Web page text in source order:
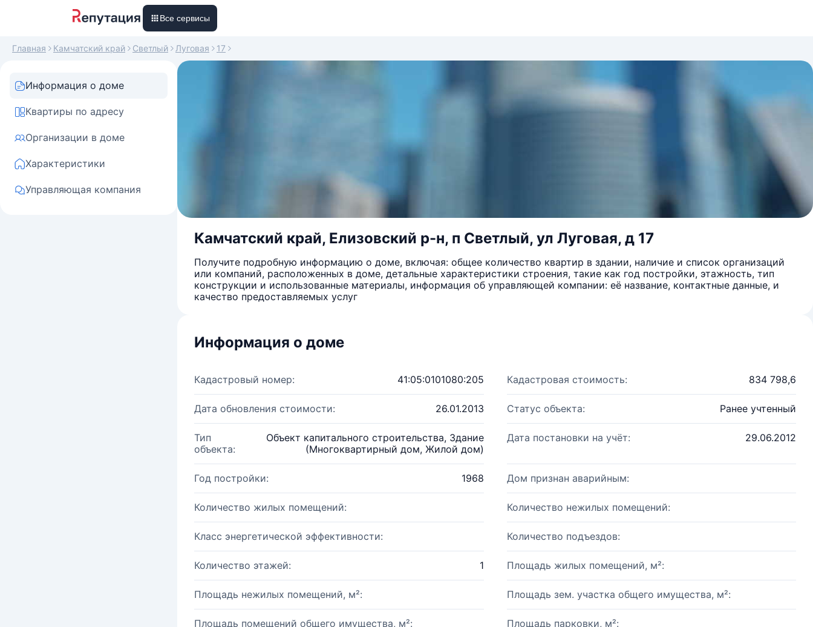
Все сервисы
Главная Камчатский край Светлый Луговая 17
Информация о доме
Квартиры по адресу
Организации в доме
Характеристики
Управляющая компания
Камчатский край, Елизовский р-н, п Светлый, ул Луговая, д 17
Получите подробную информацию о доме, включая: общее количество квартир в здании, наличие и список организаций
или компаний, расположенных в доме, детальные характеристики строения, такие как год постройки, этажность, тип
конструкции и использованные материалы, информация об управляющей компании: её название, контактные данные, и
качество предоставляемых услуг
Информация о доме
Кадастровый номер: 41:05:0101080:205 Кадастровая стоимость: 834 798,6
Дата обновления стоимости: 26.01.2013 Статус объекта: Ранее учтенный
Тип
объекта:
Объект капитального строительства, Здание
(Многоквартирный дом, Жилой дом)
Дата постановки на учёт: 29.06.2012
Год постройки: 1968 Дом признан аварийным:
Количество жилых помещений: Количество нежилых помещений:
Класс энергетической эффективности: Количество подъездов:
Количество этажей: 1 Площадь жилых помещений, м²:
Площадь нежилых помещений, м²: Площадь зем. участка общего имущества, м²:
Площадь помещений общего имущества, м²: Площадь парковки, м²: